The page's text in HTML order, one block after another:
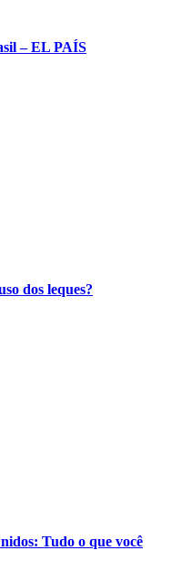
– EL PAÍS
dos leques?
Tudo o que você